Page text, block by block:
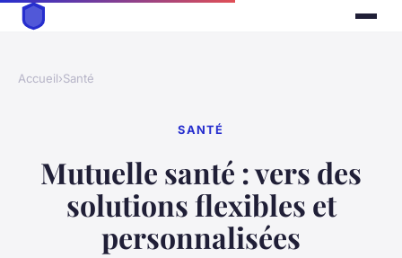
Accueil›Santé
SANTÉ
Mutuelle santé : vers des
solutions flexibles et
personnalisées